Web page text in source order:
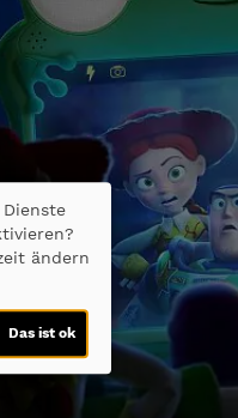
ändern
Das ist ok